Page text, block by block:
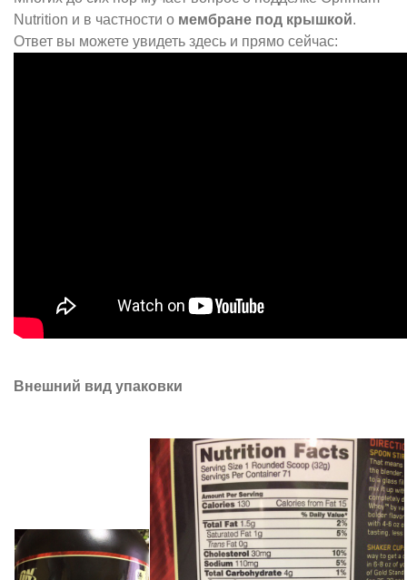
Nutrition и в частности о мембране под крышкой.
Ответ вы можете увидеть здесь и прямо сейчас:
Внешний вид упаковки